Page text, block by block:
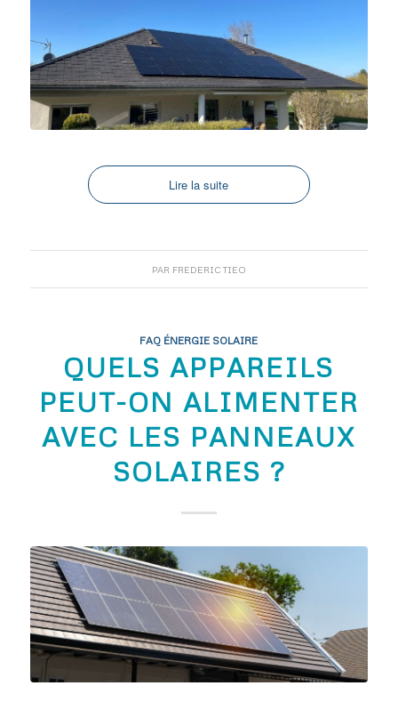
Lire la suite
PAR FREDERIC TIEO
FAQ ÉNERGIE SOLAIRE
QUELS APPAREILS
PEUT-ON ALIMENTER
AVEC LES PANNEAUX
SOLAIRES ?